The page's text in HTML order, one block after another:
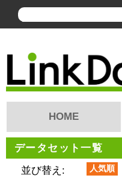
HOME
データセット一覧
並び替え:
人気順